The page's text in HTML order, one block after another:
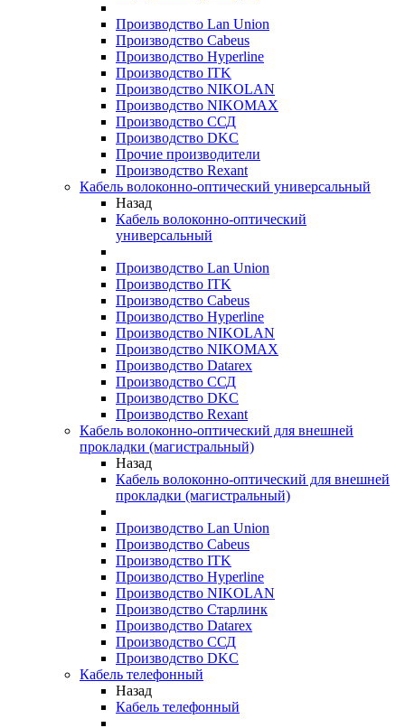
Производство Lan Union
Производство Cabeus
Производство Hyperline
Производство ITK
Производство NIKOLAN
Производство NIKOMAX
Производство ССД
Производство DKC
Прочие производители
Производство Rexant
Кабель волоконно-оптический универсальный
Назад
Кабель волоконно-оптический
универсальный
Производство Lan Union
Производство ITK
Производство Cabeus
Производство Hyperline
Производство NIKOLAN
Производство NIKOMAX
Производство Datarex
Производство ССД
Производство DKC
Производство Rexant
Кабель волоконно-оптический для внешней
прокладки (магистральный)
Назад
Кабель волоконно-оптический для внешней
прокладки (магистральный)
Производство Lan Union
Производство Cabeus
Производство ITK
Производство Hyperline
Производство NIKOLAN
Производство Старлинк
Производство Datarex
Производство ССД
Производство DKC
Кабель телефонный
Назад
Кабель телефонный